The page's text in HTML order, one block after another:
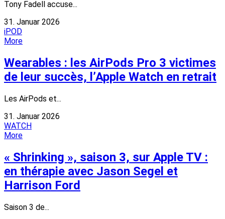
Tony Fadell accuse...
31. Januar 2026
iPOD
More
Wearables : les AirPods Pro 3 victimes
de leur succès, l’Apple Watch en retrait
Les AirPods et...
31. Januar 2026
WATCH
More
« Shrinking », saison 3, sur Apple TV :
en thérapie avec Jason Segel et
Harrison Ford
Saison 3 de...